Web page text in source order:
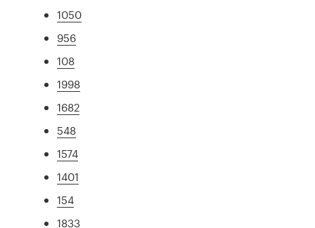
1050
956
108
1998
1682
548
1574
1401
154
1833